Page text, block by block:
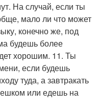
На случай, если ты
мало ли что может
конечно же, под
будешь более
хорошим. 11. Ты
если будешь
туда, а завтракать
или едешь на